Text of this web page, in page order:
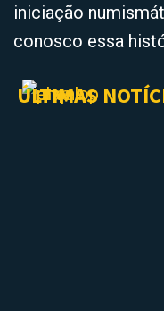
iniciação
conosco essa
ÚLTIMAS